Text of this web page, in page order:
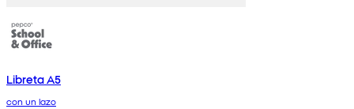
Libreta A5
con un lazo